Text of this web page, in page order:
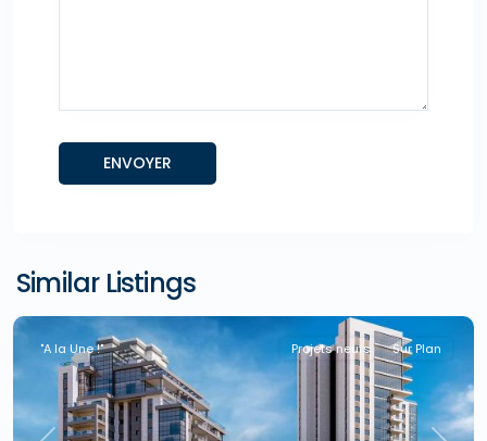
Similar Listings
"A la Une !" Projets neufs Sur Plan